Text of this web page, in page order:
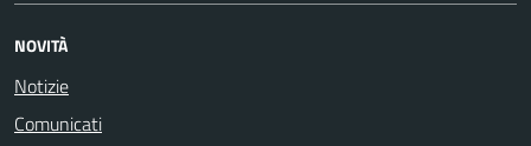
NOVITÀ
Notizie
Comunicati